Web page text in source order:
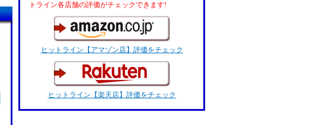
トライン各店舗の評価がチェックできます!
ヒットライン【アマゾン店】評価をチェック
ヒットライン【楽天店】評価をチェック